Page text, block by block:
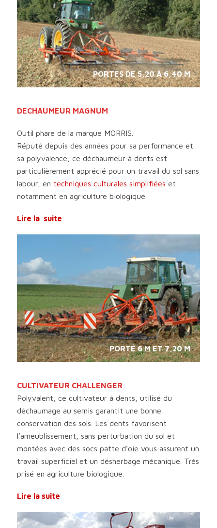
PORTES DE 5,20 À 6,40 M
DECHAUMEUR MAGNUM
Outil phare de la marque MORRIS.
Réputé depuis des années pour sa performance et
sa polyvalence, ce déchaumeur à dents est
particulièrement apprécié pour un travail du sol sans
labour, en techniques culturales simplifiées et
notamment en agriculture biologique.
Lire la suite
PORTÉ 6 M ET 7,20 M
CULTIVATEUR CHALLENGER
Polyvalent, ce cultivateur à dents, utilisé du
déchaumage au semis garantit une bonne
conservation des sols. Les dents favorisent
l’ameublissement, sans perturbation du sol et
montées avec des socs patte d’oie vous assurent un
travail superficiel et un désherbage mécanique. Très
prisé en agriculture biologique.
Lire la suite